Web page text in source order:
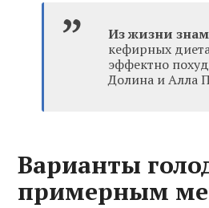
Из жизни
кефирных
эффектно
Долина и Алла
Варианты
примерным